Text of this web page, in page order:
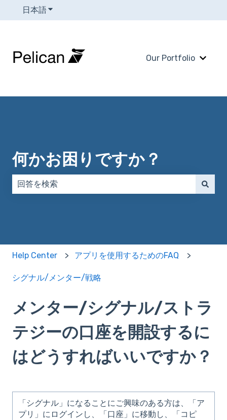
日本語翻訳のサブメニューを表示
Our Portfolio
Our
何かお困りですか？
Help Center アプリを使用するためのFAQ
シグナル/メンター/戦略
メンター/シグナル/ストラ
テジーの口座を開設するに
はどうすればいいですか？
「シグナル」になることにご興味のある方は、「ア
プリ」にログインし、「口座」に移動し、「コピ